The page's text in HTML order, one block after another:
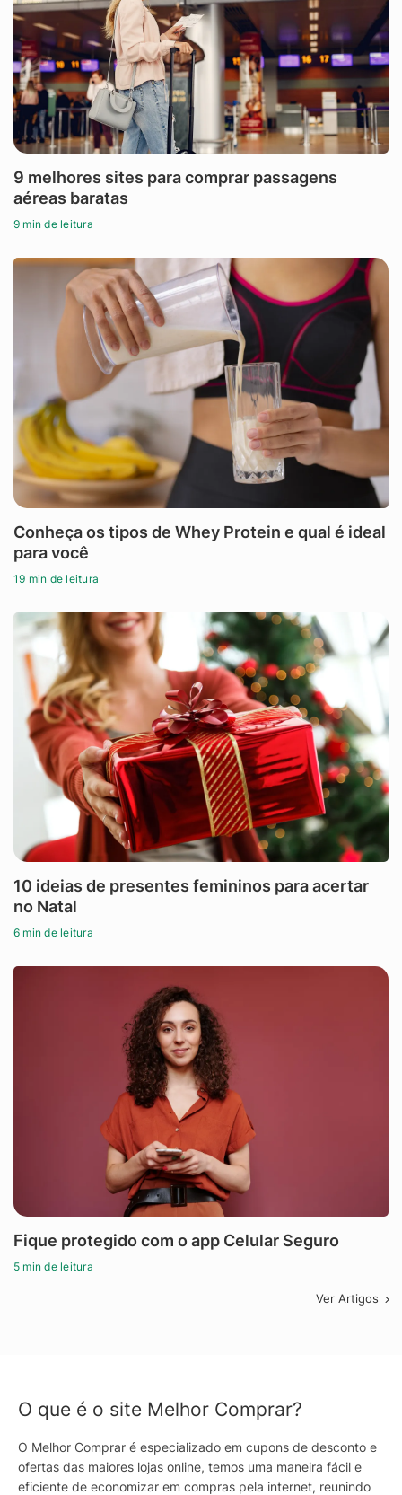
9 melhores sites para comprar passagens
aéreas baratas
9 min de leitura
Conheça os tipos de Whey Protein e qual é ideal
para você
19 min de leitura
10 ideias de presentes femininos para acertar
no Natal
6 min de leitura
Fique protegido com o app Celular Seguro
5 min de leitura
Ver Artigos
O que é o site Melhor Comprar?
O Melhor Comprar é especializado em cupons de desconto e
ofertas das maiores lojas online, temos uma maneira fácil e
eficiente de economizar em compras pela internet, reunindo